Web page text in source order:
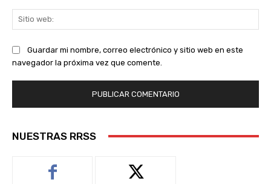
Guardar mi nombre, correo electrónico y sitio web en este
navegador la próxima vez que comente.
NUESTRAS RRSS